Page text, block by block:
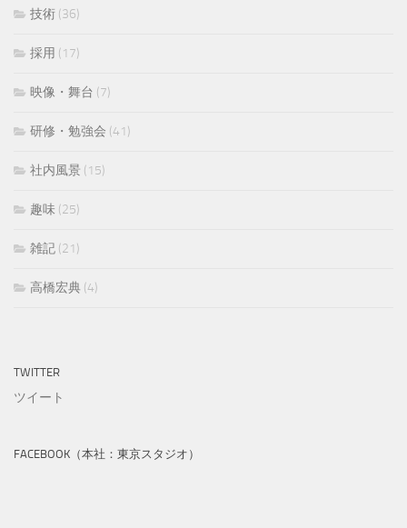
技術 (36)
採用 (17)
映像・舞台 (7)
研修・勉強会 (41)
社内風景 (15)
趣味 (25)
雑記 (21)
高橋宏典 (4)
TWITTER
ツイート
FACEBOOK（本社：東京スタジオ）